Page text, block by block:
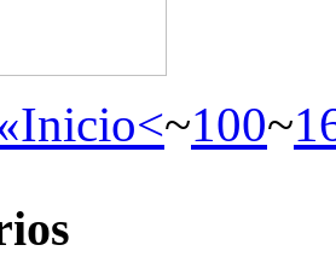
<~100~